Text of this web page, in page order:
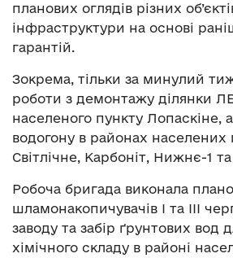
планових оглядів різних
інфраструктури на основі
гарантій.
Зокрема, тільки за минулий
роботи з демонтажу ділянки
населеного пункту Лопаскіне,
водогону в районах населених
Світлічне, Карбоніт, Нижнє-1
Робоча бригада виконала
шламонакопичувачів І та ІІІ
заводу та забір ґрунтових вод
хімічного складу в районі